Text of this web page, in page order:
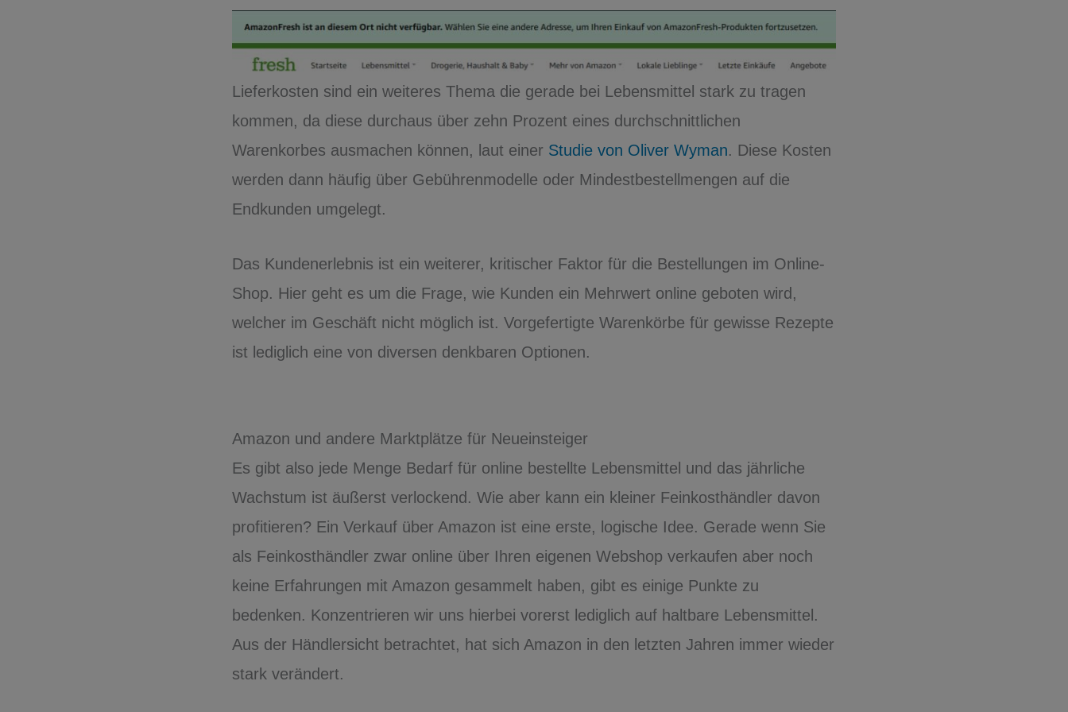
Lieferkosten sind ein weiteres Thema die gerade bei Lebensmittel stark zu tragen
kommen, da diese durchaus über zehn Prozent eines durchschnittlichen
Warenkorbes ausmachen können, laut einer Studie von Oliver Wyman. Diese Kosten
werden dann häufig über Gebührenmodelle oder Mindestbestellmengen auf die
Endkunden umgelegt.
Das Kundenerlebnis ist ein weiterer, kritischer Faktor für die Bestellungen im Online-
Shop. Hier geht es um die Frage, wie Kunden ein Mehrwert online geboten wird,
welcher im Geschäft nicht möglich ist. Vorgefertigte Warenkörbe für gewisse Rezepte
ist lediglich eine von diversen denkbaren Optionen.
Amazon und andere Marktplätze für Neueinsteiger
Es gibt also jede Menge Bedarf für online bestellte Lebensmittel und das jährliche
Wachstum ist äußerst verlockend. Wie aber kann ein kleiner Feinkosthändler davon
profitieren? Ein Verkauf über Amazon ist eine erste, logische Idee. Gerade wenn Sie
als Feinkosthändler zwar online über Ihren eigenen Webshop verkaufen aber noch
keine Erfahrungen mit Amazon gesammelt haben, gibt es einige Punkte zu
bedenken. Konzentrieren wir uns hierbei vorerst lediglich auf haltbare Lebensmittel.
Aus der Händlersicht betrachtet, hat sich Amazon in den letzten Jahren immer wieder
stark verändert.